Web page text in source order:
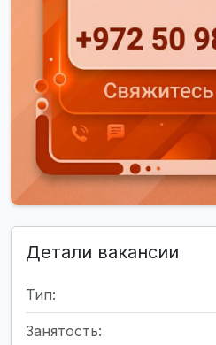
Детали вакансии
Тип:
Занятость: